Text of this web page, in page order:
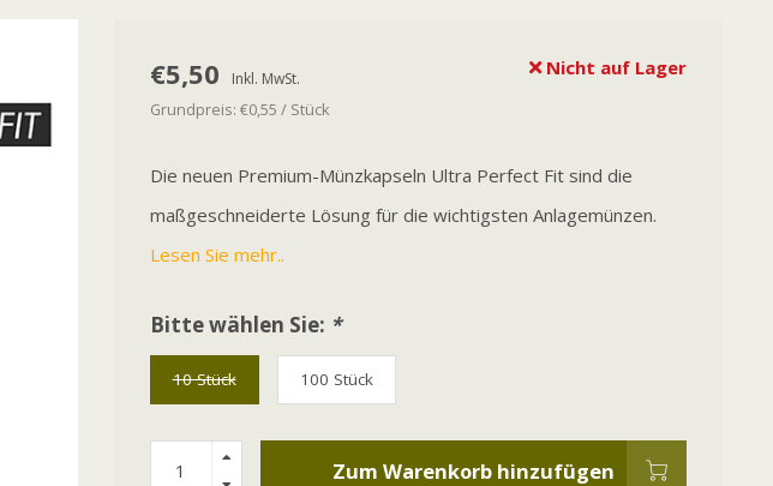
€5,50 Inkl. MwSt. Nicht auf Lager
Grundpreis: €0,55 / Stück
Die neuen Premium-Münzkapseln Ultra Perfect Fit sind die
maßgeschneiderte Lösung für die wichtigsten Anlagemünzen.
Lesen Sie mehr..
Bitte wählen Sie: *
10 Stück 100 Stück
Zum Warenkorb hinzufügen